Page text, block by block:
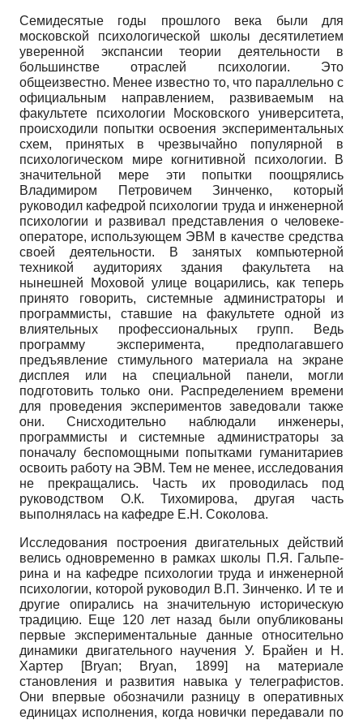
Семидесятые годы прошлого века были для
московской психологической школы десятилетием
уверенной экспансии теории деятельности в
большинстве отраслей психологии. Это
общеизвестно. Менее известно то, что параллельно с
официальным направлением, развиваемым на
факультете психологии Московского университета,
происходили попытки освоения экспериментальных
схем, принятых в чрезвычайно популярной в
психологическом мире когнитивной психологии. В
значительной мере эти попытки поощрялись
Владимиром Петровичем Зинченко, который
руководил кафедрой психологии труда и инженерной
психологии и развивал представления о человеке-
операторе, использующем ЭВМ в качестве средства
своей деятельности. В занятых компьютерной
техникой аудиториях здания факультета на
нынешней Моховой улице воцарились, как теперь
принято говорить, системные администраторы и
программисты, ставшие на факультете одной из
влиятельных профессиональных групп. Ведь
программу эксперимента, предполагавшего
предъявление стимульного материала на экране
дисплея или на специальной панели, могли
подготовить только они. Распределением времени
для проведения экспериментов заведовали также
они. Снисходительно наблюдали инженеры,
программисты и системные администраторы за
поначалу беспомощными попытками гуманитариев
освоить работу на ЭВМ. Тем не менее, исследования
не прекращались. Часть их проводилась под
руководством О.К. Тихомирова, другая часть
выполнялась на кафедре Е.Н. Соколова.
Исследования построения двигательных действий
велись одновременно в рамках школы П.Я. Гальпе­
рина и на кафедре психологии труда и инженерной
психологии, которой руководил В.П. Зинченко. И те и
другие опирались на значительную историческую
традицию. Еще 120 лет назад были опубликованы
первые экспериментальные данные относительно
динамики двигательного научения У. Брайен и Н.
Хартер
[Bryan; Bryan, 1899]
на материале
становления и развития навыка у телеграфистов.
Они впервые обозначили разницу в оперативных
единицах исполнения, когда новички передавали по